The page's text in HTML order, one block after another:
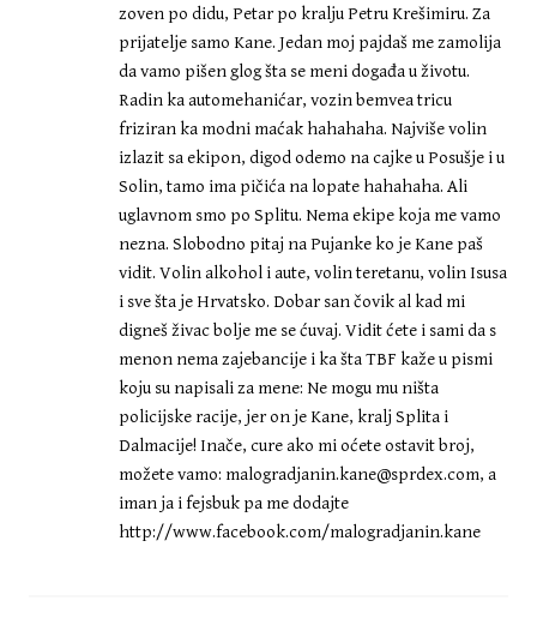
zoven po didu, Petar po kralju Petru Krešimiru. Za
prijatelje samo Kane. Jedan moj pajdaš me zamolija
da vamo pišen glog šta se meni događa u životu.
Radin ka automehanićar, vozin bemvea tricu
friziran ka modni maćak hahahaha. Najviše volin
izlazit sa ekipon, digod odemo na cajke u Posušje i u
Solin, tamo ima pičića na lopate hahahaha. Ali
uglavnom smo po Splitu. Nema ekipe koja me vamo
nezna. Slobodno pitaj na Pujanke ko je Kane paš
vidit. Volin alkohol i aute, volin teretanu, volin Isusa
i sve šta je Hrvatsko. Dobar san čovik al kad mi
digneš živac bolje me se ćuvaj. Vidit ćete i sami da s
menon nema zajebancije i ka šta TBF kaže u pismi
koju su napisali za mene: Ne mogu mu ništa
policijske racije, jer on je Kane, kralj Splita i
Dalmacije! Inače, cure ako mi oćete ostavit broj,
možete vamo: malogradjanin.kane@sprdex.com, a
iman ja i fejsbuk pa me dodajte
http://www.facebook.com/malogradjanin.kane